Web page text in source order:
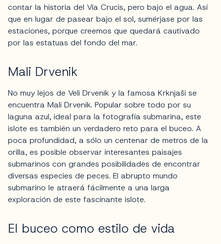
contar la historia del Vía Crucis, pero bajo el agua. Así
que en lugar de pasear bajo el sol, sumérjase por las
estaciones, porque creemos que quedará cautivado
por las estatuas del fondo del mar.
Mali Drvenik
No muy lejos de Veli Drvenik y la famosa Krknjaši se
encuentra Mali Drvenik. Popular sobre todo por su
laguna azul, ideal para la fotografía submarina, este
islote es también un verdadero reto para el buceo. A
poca profundidad, a sólo un centenar de metros de la
orilla, es posible observar interesantes paisajes
submarinos con grandes posibilidades de encontrar
diversas especies de peces. El abrupto mundo
submarino le atraerá fácilmente a una larga
exploración de este fascinante islote.
El buceo como estilo de vida